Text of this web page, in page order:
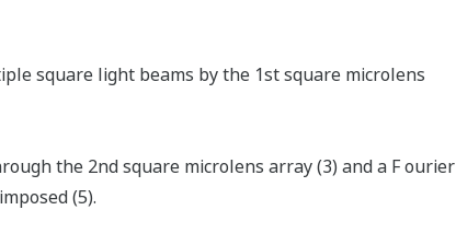
square light beams by the 1st square microlens
the 2nd square microlens array (3) and a F ourier
(5).